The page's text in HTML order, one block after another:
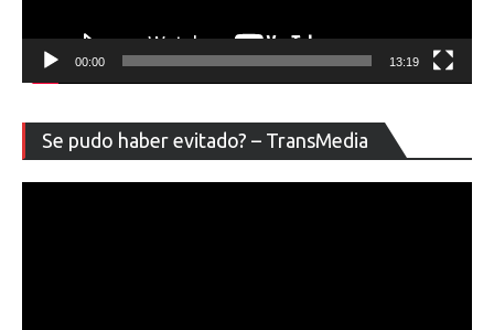
00:00 13:19
Se pudo haber evitado? – TransMedia
de